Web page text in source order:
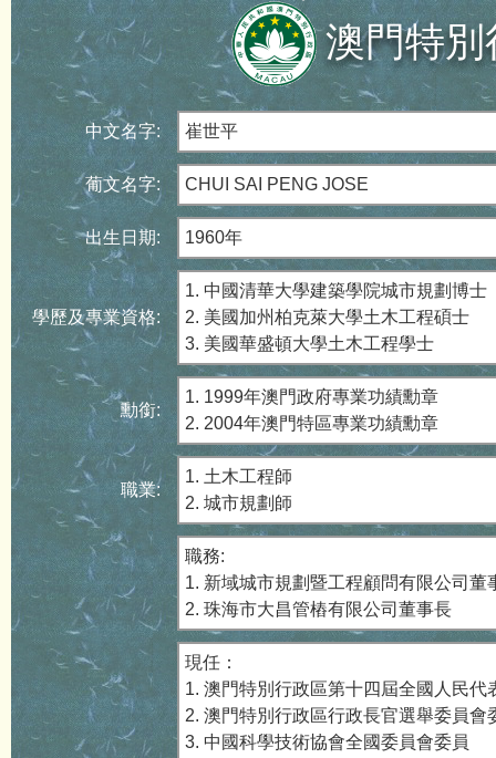
澳門特
中文名字: 崔世平
葡文名字: CHUI SAI PENG JOSE
出生日期: 1960年
學歷及專業資格:
1. 中國清華大學建築學院城市規劃博士
2. 美國加州柏克萊大學土木工程碩士
3. 美國華盛頓大學土木工程學士
勳銜:
1. 1999年澳門政府專業功績勳章
2. 2004年澳門特區專業功績勳章
職業:
1. 土木工程師
2. 城市規劃師
職務:
1. 新域城市規劃暨工程顧問有限公司董
2. 珠海市大昌管樁有限公司董事長
現任：
1. 澳門特別行政區第十四屆全國人民代
2. 澳門特別行政區行政長官選舉委員會
3. 中國科學技術協會全國委員會委員